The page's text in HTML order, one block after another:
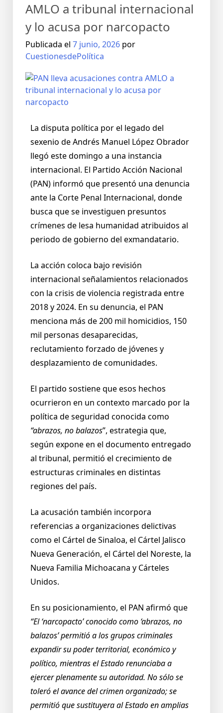
AMLO a tribunal internacional
y lo acusa por narcopacto
Publicada el 7 junio, 2026 por
CuestionesdePolítica
La disputa política por el legado del
sexenio de Andrés Manuel López Obrador
llegó este domingo a una instancia
internacional. El Partido Acción Nacional
(PAN) informó que presentó una denuncia
ante la Corte Penal Internacional, donde
busca que se investiguen presuntos
crímenes de lesa humanidad atribuidos al
periodo de gobierno del exmandatario.
La acción coloca bajo revisión
internacional señalamientos relacionados
con la crisis de violencia registrada entre
2018 y 2024. En su denuncia, el PAN
menciona más de 200 mil homicidios, 150
mil personas desaparecidas,
reclutamiento forzado de jóvenes y
desplazamiento de comunidades.
El partido sostiene que esos hechos
ocurrieron en un contexto marcado por la
política de seguridad conocida como
“abrazos, no balazos”, estrategia que,
según expone en el documento entregado
al tribunal, permitió el crecimiento de
estructuras criminales en distintas
regiones del país.
La acusación también incorpora
referencias a organizaciones delictivas
como el Cártel de Sinaloa, el Cártel Jalisco
Nueva Generación, el Cártel del Noreste, la
Nueva Familia Michoacana y Cárteles
Unidos.
En su posicionamiento, el PAN afirmó que
“El ‘narcopacto’ conocido como ‘abrazos, no
balazos’ permitió a los grupos criminales
expandir su poder territorial, económico y
político, mientras el Estado renunciaba a
ejercer plenamente su autoridad. No sólo se
toleró el avance del crimen organizado; se
permitió que sustituyera al Estado en amplias